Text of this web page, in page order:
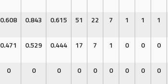
0.608 0.843 0.615 51 22 7 1 1 1
0.471 0.529 0.444 17 7 1 0 0 0
0 0 0 0 0 0 0 0 0